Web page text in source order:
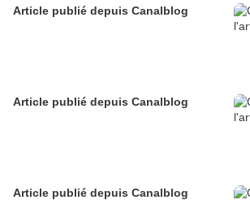
Article publié depuis Canalblog
Article publié depuis Canalblog
Article publié depuis Canalblog